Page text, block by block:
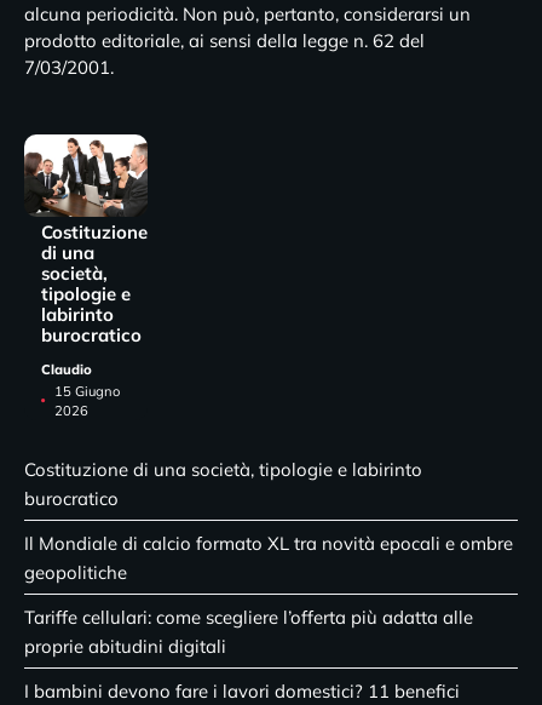
alcuna periodicità. Non può, pertanto, considerarsi un
prodotto editoriale, ai sensi della legge n. 62 del
7/03/2001.
Costituzione
di una
società,
tipologie e
labirinto
burocratico
Claudio
15 Giugno
2026
Costituzione di una società, tipologie e labirinto
burocratico
Il Mondiale di calcio formato XL tra novità epocali e ombre
geopolitiche
Tariffe cellulari: come scegliere l’offerta più adatta alle
proprie abitudini digitali
I bambini devono fare i lavori domestici? 11 benefici